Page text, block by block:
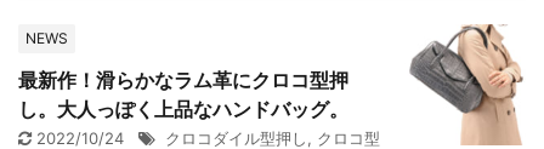
NEWS
最新作！滑らかなラム革にクロコ型押
し。大人っぽく上品なハンドバッグ。
2022/10/24 クロコダイル型押し, クロコ型